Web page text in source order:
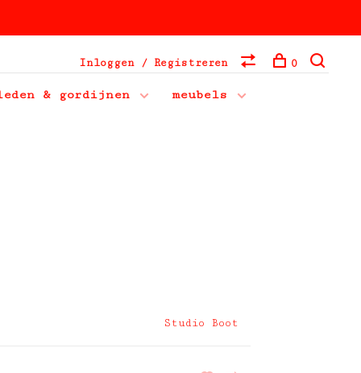
& gordijnen
meubels
Inloggen / Registreren 0
Studio Boot